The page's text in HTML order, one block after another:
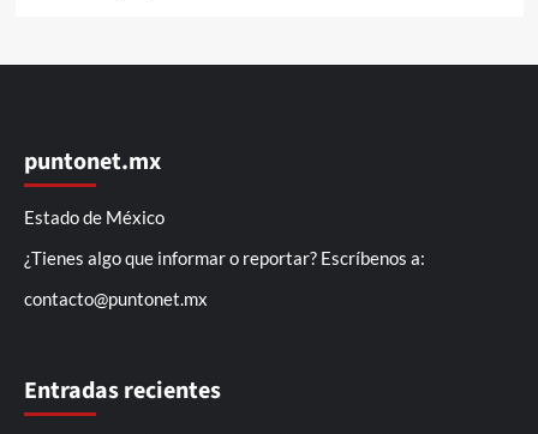
puntonet.mx
Estado de México
¿Tienes algo que informar o reportar? Escríbenos a:
contacto@puntonet.mx
Entradas recientes